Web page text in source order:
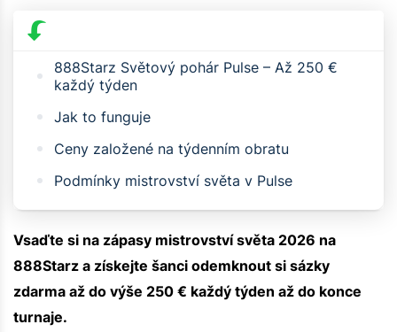
888Starz Světový pohár Pulse – Až 250 €
každý týden
Jak to funguje
Ceny založené na týdenním obratu
Podmínky mistrovství světa v Pulse
Vsaďte si na zápasy mistrovství světa 2026 na
888Starz a získejte šanci odemknout si sázky
zdarma až do výše 250 € každý týden až do konce
turnaje.